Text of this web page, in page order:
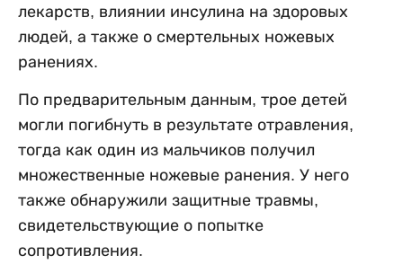
лекарств, влиянии инсулина на здоровых
людей, а также о смертельных ножевых
ранениях.
По предварительным данным, трое детей
могли погибнуть в результате отравления,
тогда как один из мальчиков получил
множественные ножевые ранения. У него
также обнаружили защитные травмы,
свидетельствующие о попытке
сопротивления.